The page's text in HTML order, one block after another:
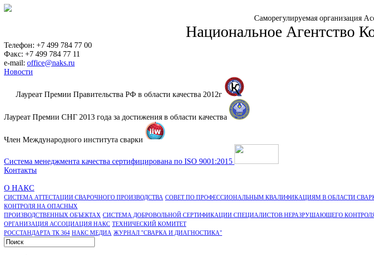
Саморегулируемая организация
Национальное Агентство
Телефон: +7 499 784 77 00
Факс: +7 499 784 77 11
e-mail: office@naks.ru
Новости
Лауреат Премии Правительства РФ в области качества 2012г
Лауреат Премии СНГ 2013 года за достижения в области качества
Член Международного института сварки
Система менеджмента качества сертифицирована по ISO 9001:2015
Контакты
О НАКС
СИСТЕМА АТТЕСТАЦИИ СВАРОЧНОГО ПРОИЗВОДСТВА СОВЕТ ПО ПРОФЕССИОНАЛЬНЫМ КВАЛИФИКАЦИЯМ В ОБЛАСТИ
КОНТРОЛЯ НА ОПАСНЫХ
ПРОИЗВОДСТВЕННЫХ ОБЪЕКТАХ СИСТЕМА ДОБРОВОЛЬНОЙ СЕРТИФИКАЦИИ СПЕЦИАЛИСТОВ НЕРАЗРУШАЮЩЕГО
ОРГАНИЗАЦИЯ АССОЦИАЦИЯ НАКС ТЕХНИЧЕСКИЙ КОМИТЕТ
РОССТАНДАРТА ТК 364 НАКС МЕДИА ЖУРНАЛ "СВАРКА И ДИАГНОСТИКА"